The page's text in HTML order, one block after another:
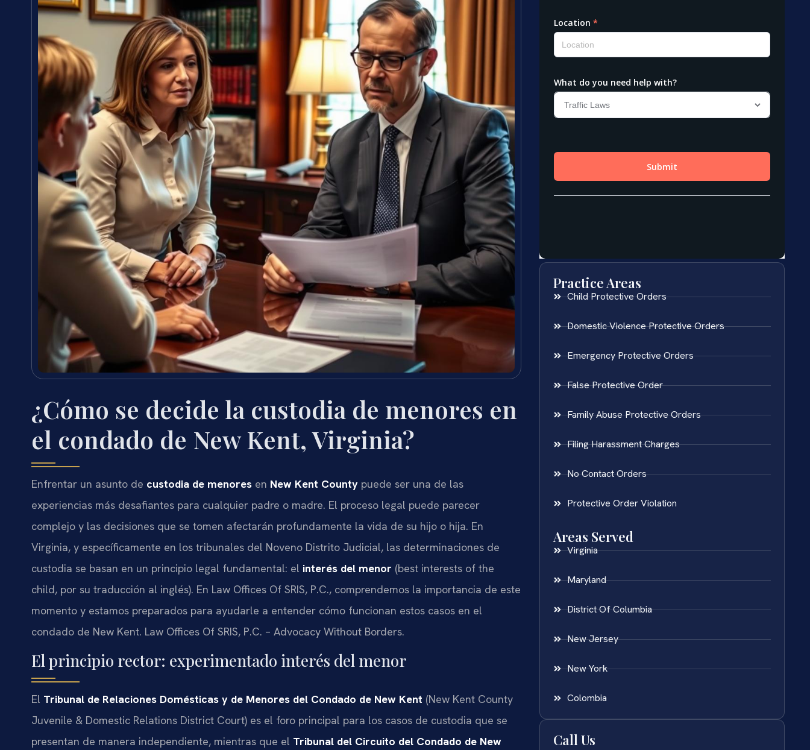
¿Cómo se decide la custodia de menores en
el condado de New Kent, Virginia?
Enfrentar un asunto de custodia de menores en New Kent County puede ser una de las
experiencias más desafiantes para cualquier padre o madre. El proceso legal puede parecer
complejo y las decisiones que se tomen afectarán profundamente la vida de su hijo o hija. En
Virginia, y específicamente en los tribunales del Noveno Distrito Judicial, las determinaciones de
custodia se basan en un principio legal fundamental: el interés del menor (best interests of the
child, por su traducción al inglés). En Law Offices Of SRIS, P.C., comprendemos la importancia de este
momento y estamos preparados para ayudarle a entender cómo funcionan estos casos en el
condado de New Kent. Law Offices Of SRIS, P.C. – Advocacy Without Borders.
El principio rector: experimentado interés del menor
El Tribunal de Relaciones Domésticas y de Menores del Condado de New Kent (New Kent County
Juvenile & Domestic Relations District Court) es el foro principal para los casos de custodia que se
presentan de manera independiente, mientras que el Tribunal del Circuito del Condado de New
Practice Areas
Child Protective Orders
Domestic Violence Protective Orders
Emergency Protective Orders
False Protective Order
Family Abuse Protective Orders
Filing Harassment Charges
No Contact Orders
Protective Order Violation
Areas Served
Virginia
Maryland
District Of Columbia
New Jersey
New York
Colombia
Call Us